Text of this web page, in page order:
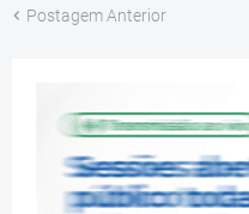
Postagem Anterior